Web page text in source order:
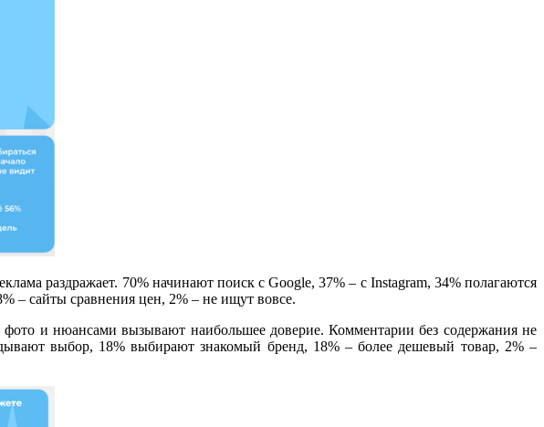
раздражает. 70% начинают поиск с Google, 37% – с Instagram, 34% полагаются
– сайты сравнения цен, 2% – не ищут вовсе.
и нюансами вызывают наибольшее доверие. Комментарии без содержания не
выбор, 18% выбирают знакомый бренд, 18% – более дешевый товар, 2% –